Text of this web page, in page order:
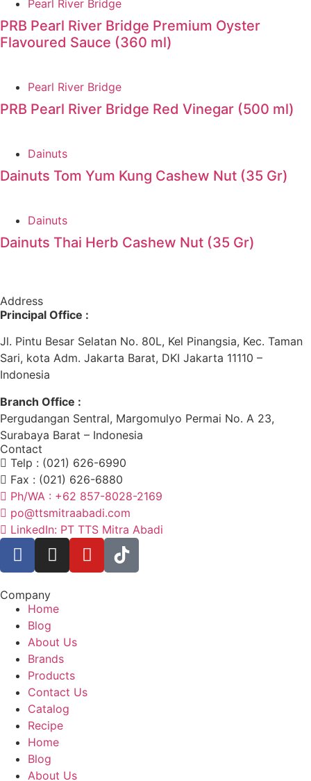
Pearl River Bridge
PRB Pearl River Bridge Premium Oyster
Flavoured Sauce (360 ml)
Pearl River Bridge
PRB Pearl River Bridge Red Vinegar (500 ml)
Dainuts
Dainuts Tom Yum Kung Cashew Nut (35 Gr)
Dainuts
Dainuts Thai Herb Cashew Nut (35 Gr)
Address
Principal Office :
Jl. Pintu Besar Selatan No. 80L, Kel Pinangsia, Kec. Taman
Sari, kota Adm. Jakarta Barat, DKI Jakarta 11110 –
Indonesia
Branch Office :
Pergudangan Sentral, Margomulyo Permai No. A 23,
Surabaya Barat – Indonesia
Contact
Telp : (021) 626-6990
Fax : (021) 626-6880
Ph/WA : +62 857-8028-2169
po@ttsmitraabadi.com
LinkedIn: PT TTS Mitra Abadi
Company
Home
Blog
About Us
Brands
Products
Contact Us
Catalog
Recipe
Home
Blog
About Us